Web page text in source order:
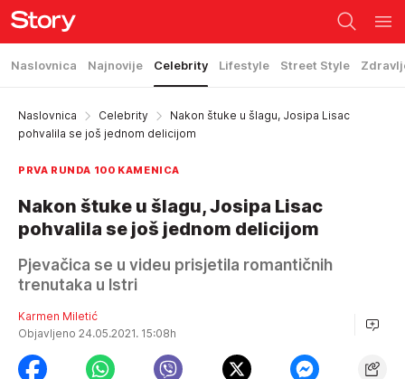
Naslovnica Najnovije Celebrity Lifestyle Street Style
Naslovnica Celebrity
Nakon štuke u šlagu, Josipa Lisac
pohvalila se još jednom delicijom
PRVA RUNDA 100 KAMENICA
Nakon štuke u šlagu, Josipa Lisac
pohvalila se još jednom delicijom
Pjevačica se u videu prisjetila romantičnih
trenutaka u Istri
Karmen Miletić
Objavljeno 24.05.2021. 15:08h